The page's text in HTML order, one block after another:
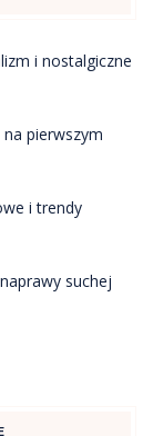
i nostalgiczne
pierwszym
i trendy
suchej